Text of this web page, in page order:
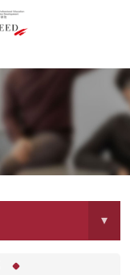
▾